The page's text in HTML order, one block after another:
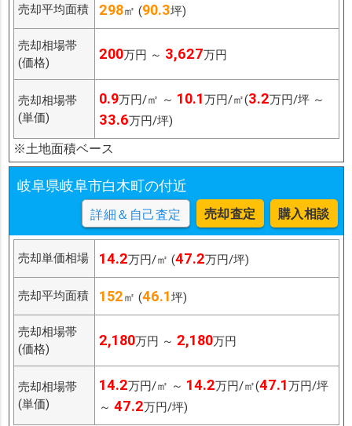
売却平均面積 298㎡ (90.3坪)
売却相場帯
(価格)
200万円 ～ 3,627万円
売却相場帯
(単価)
0.9万円/㎡ ～ 10.1万円/㎡(3.2万円/坪 ～
33.6万円/坪)
※土地面積ベース
岐阜県岐阜市白木町の付近
詳細＆自己査定 売却査定 購入相談
売却単価相場 14.2万円/㎡ (47.2万円/坪)
売却平均面積 152㎡ (46.1坪)
売却相場帯
(価格)
2,180万円 ～ 2,180万円
売却相場帯
(単価)
14.2万円/㎡ ～ 14.2万円/㎡(47.1万円/坪
～ 47.2万円/坪)